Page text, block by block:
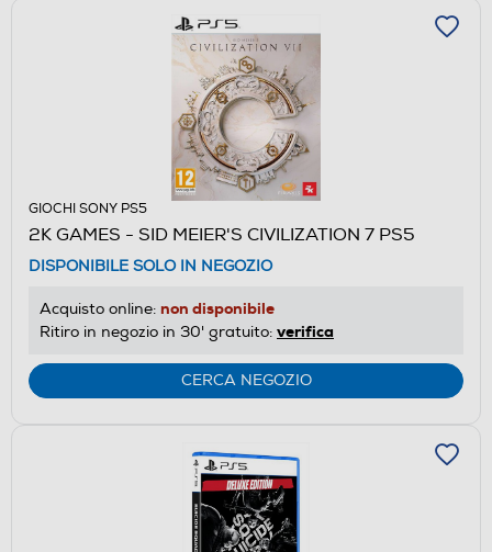
GIOCHI SONY PS5
2K GAMES - SID MEIER'S CIVILIZATION 7 PS5
DISPONIBILE SOLO IN NEGOZIO
Acquisto online: non disponibile
Ritiro in negozio in 30' gratuito: verifica
CERCA NEGOZIO